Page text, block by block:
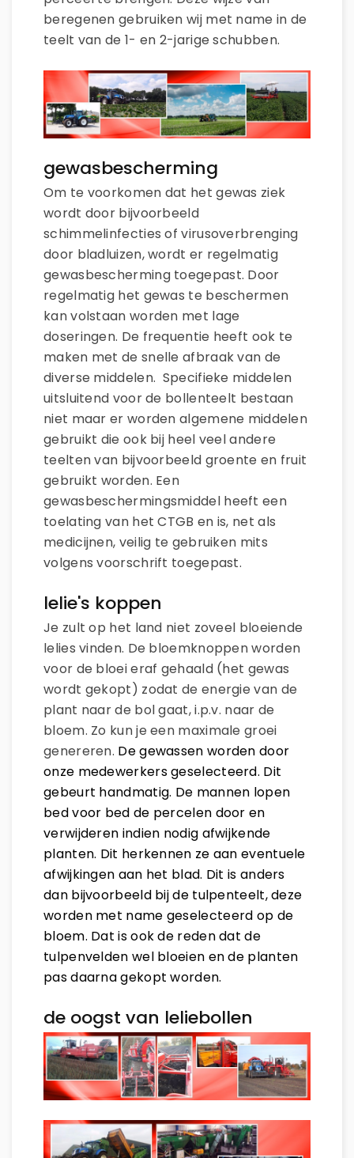
beregenen gebruiken wij met name in de
teelt van de 1- en 2-jarige schubben.
gewasbescherming
Om te voorkomen dat het gewas ziek
wordt door bijvoorbeeld
schimmelinfecties of virusoverbrenging
door bladluizen, wordt er regelmatig
gewasbescherming toegepast. Door
regelmatig het gewas te beschermen
kan volstaan worden met lage
doseringen. De frequentie heeft ook te
maken met de snelle afbraak van de
diverse middelen. Specifieke middelen
uitsluitend voor de bollenteelt bestaan
niet maar er worden algemene middelen
gebruikt die ook bij heel veel andere
teelten van bijvoorbeeld groente en fruit
gebruikt worden. Een
gewasbeschermingsmiddel heeft een
toelating van het CTGB en is, net als
medicijnen, veilig te gebruiken mits
volgens voorschrift toegepast.
lelie's koppen
Je zult op het land niet zoveel bloeiende
lelies vinden. De bloemknoppen worden
voor de bloei eraf gehaald (het gewas
wordt gekopt) zodat de energie van de
plant naar de bol gaat, i.p.v. naar de
bloem. Zo kun je een maximale groei
genereren. De gewassen worden door
onze medewerkers geselecteerd. Dit
gebeurt handmatig. De mannen lopen
bed voor bed de percelen door en
verwijderen indien nodig afwijkende
planten. Dit herkennen ze aan eventuele
afwijkingen aan het blad. Dit is anders
dan bijvoorbeeld bij de tulpenteelt, deze
worden met name geselecteerd op de
bloem. Dat is ook de reden dat de
tulpenvelden wel bloeien en de planten
pas daarna gekopt worden.
de oogst van leliebollen